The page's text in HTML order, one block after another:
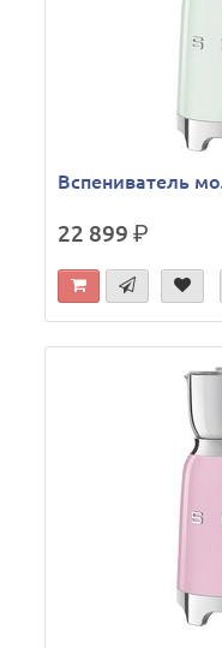
Вспениватель
22 899р.